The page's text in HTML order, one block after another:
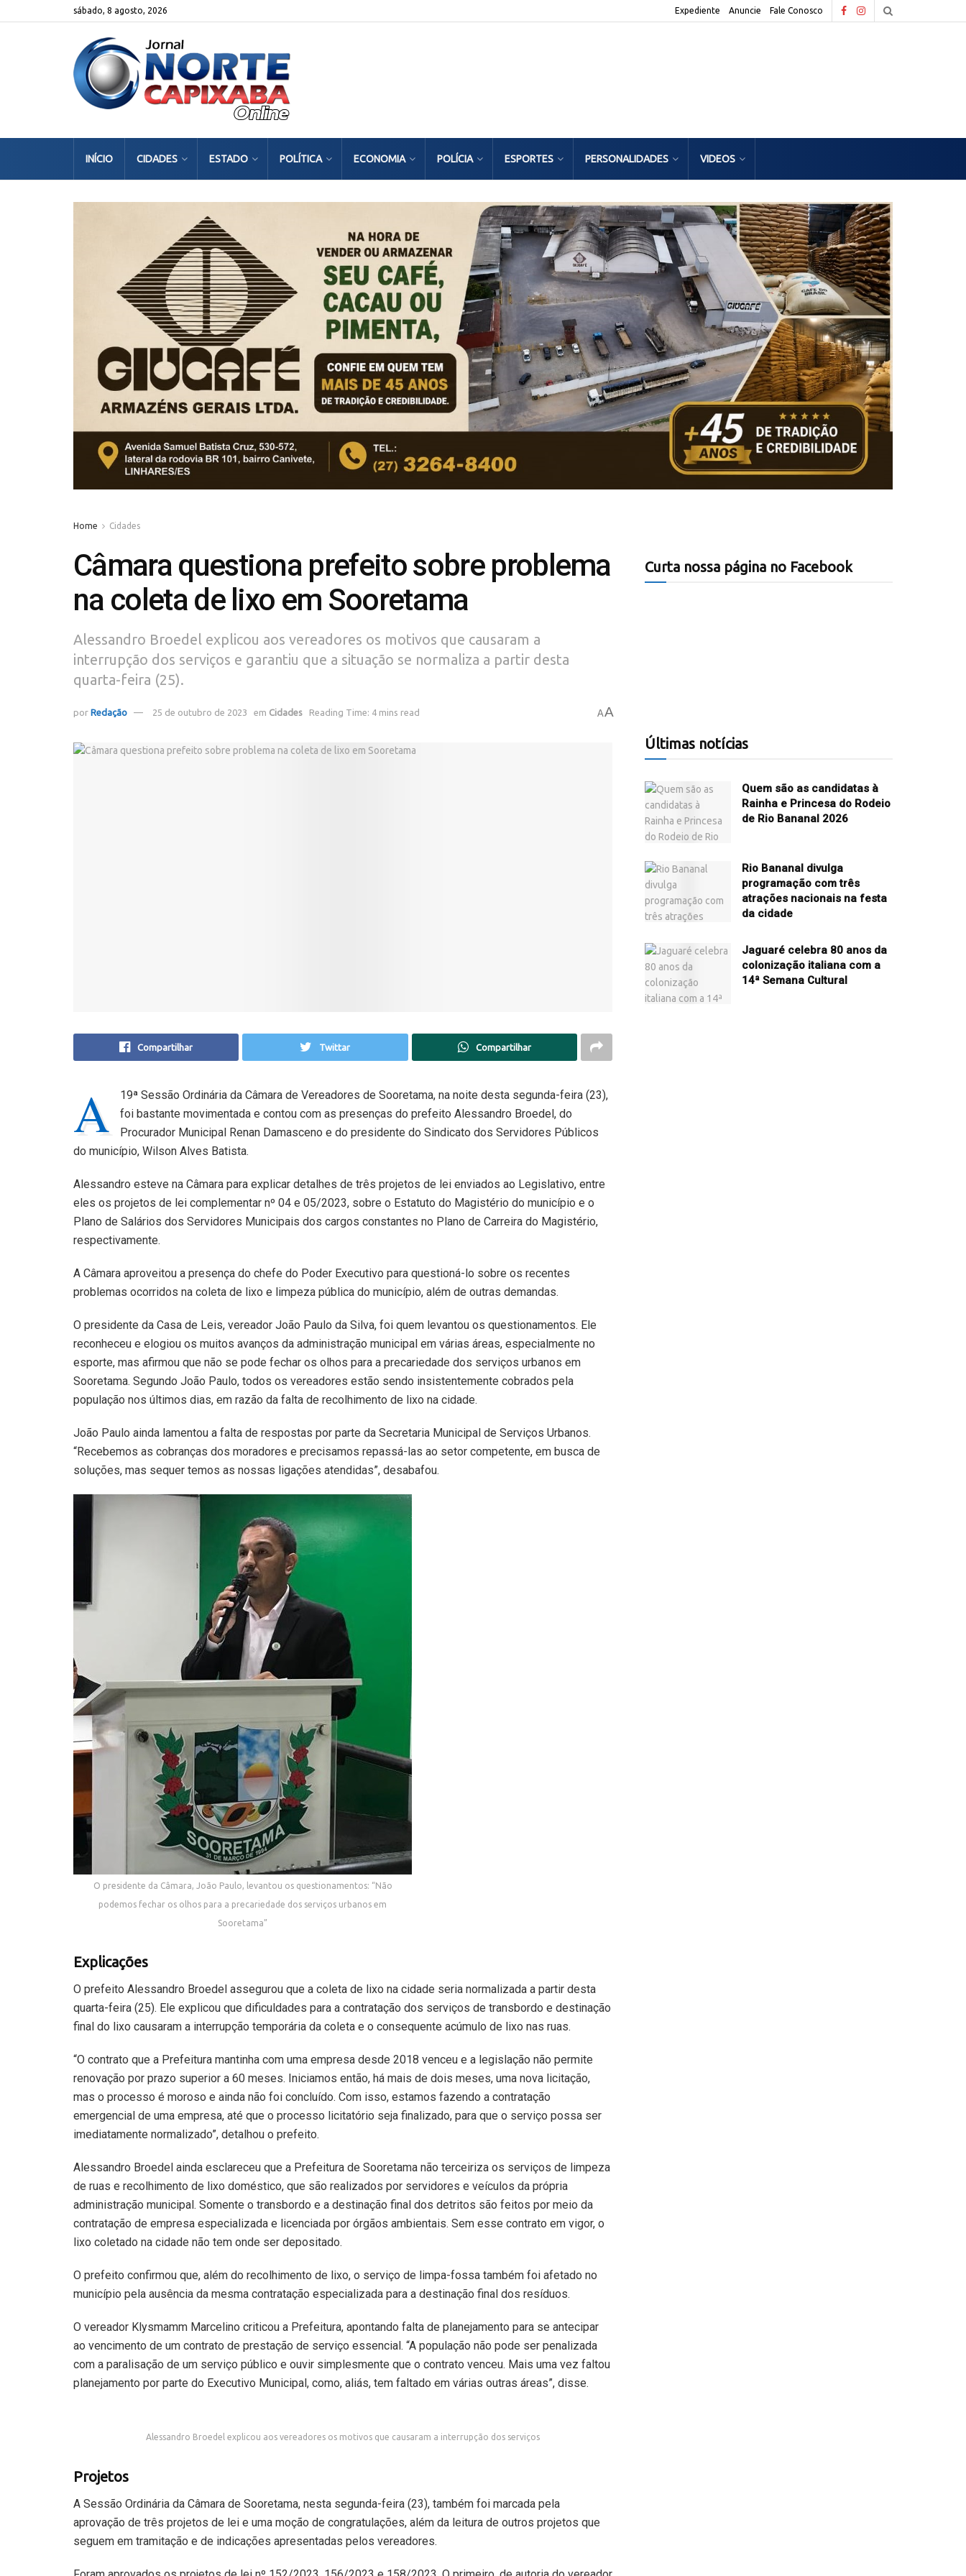
sábado, 8 agosto, 2026 Expediente Anuncie Fale Conosco
INÍCIO CIDADES ESTADO POLÍTICA ECONOMIA POLÍCIA ESPORTES PERSONALIDADES VIDEOS
Home Cidades
Câmara questiona prefeito sobre problema
na coleta de lixo em Sooretama
Alessandro Broedel explicou aos vereadores os motivos que causaram a
interrupção dos serviços e garantiu que a situação se normaliza a partir desta
quarta-feira (25).
por Redação 25 de outubro de 2023 em Cidades Reading Time: 4 mins read AA
Compartilhar Twittar Compartilhar
A
19ª Sessão Ordinária da Câmara de Vereadores de Sooretama, na noite desta segunda-feira (23),
foi bastante movimentada e contou com as presenças do prefeito Alessandro Broedel, do
Procurador Municipal Renan Damasceno e do presidente do Sindicato dos Servidores Públicos
do município, Wilson Alves Batista.
Alessandro esteve na Câmara para explicar detalhes de três projetos de lei enviados ao Legislativo, entre
eles os projetos de lei complementar nº 04 e 05/2023, sobre o Estatuto do Magistério do município e o
Plano de Salários dos Servidores Municipais dos cargos constantes no Plano de Carreira do Magistério,
respectivamente.
A Câmara aproveitou a presença do chefe do Poder Executivo para questioná-lo sobre os recentes
problemas ocorridos na coleta de lixo e limpeza pública do município, além de outras demandas.
O presidente da Casa de Leis, vereador João Paulo da Silva, foi quem levantou os questionamentos. Ele
reconheceu e elogiou os muitos avanços da administração municipal em várias áreas, especialmente no
esporte, mas afirmou que não se pode fechar os olhos para a precariedade dos serviços urbanos em
Sooretama. Segundo João Paulo, todos os vereadores estão sendo insistentemente cobrados pela
população nos últimos dias, em razão da falta de recolhimento de lixo na cidade.
João Paulo ainda lamentou a falta de respostas por parte da Secretaria Municipal de Serviços Urbanos.
“Recebemos as cobranças dos moradores e precisamos repassá-las ao setor competente, em busca de
soluções, mas sequer temos as nossas ligações atendidas”, desabafou.
O presidente da Câmara, João Paulo, levantou os questionamentos: “Não
podemos fechar os olhos para a precariedade dos serviços urbanos em
Sooretama”
Explicações
O prefeito Alessandro Broedel assegurou que a coleta de lixo na cidade seria normalizada a partir desta
quarta-feira (25). Ele explicou que dificuldades para a contratação dos serviços de transbordo e destinação
final do lixo causaram a interrupção temporária da coleta e o consequente acúmulo de lixo nas ruas.
“O contrato que a Prefeitura mantinha com uma empresa desde 2018 venceu e a legislação não permite
renovação por prazo superior a 60 meses. Iniciamos então, há mais de dois meses, uma nova licitação,
mas o processo é moroso e ainda não foi concluído. Com isso, estamos fazendo a contratação
emergencial de uma empresa, até que o processo licitatório seja finalizado, para que o serviço possa ser
imediatamente normalizado”, detalhou o prefeito.
Alessandro Broedel ainda esclareceu que a Prefeitura de Sooretama não terceiriza os serviços de limpeza
de ruas e recolhimento de lixo doméstico, que são realizados por servidores e veículos da própria
administração municipal. Somente o transbordo e a destinação final dos detritos são feitos por meio da
contratação de empresa especializada e licenciada por órgãos ambientais. Sem esse contrato em vigor, o
lixo coletado na cidade não tem onde ser depositado.
O prefeito confirmou que, além do recolhimento de lixo, o serviço de limpa-fossa também foi afetado no
município pela ausência da mesma contratação especializada para a destinação final dos resíduos.
O vereador Klysmamm Marcelino criticou a Prefeitura, apontando falta de planejamento para se antecipar
ao vencimento de um contrato de prestação de serviço essencial. “A população não pode ser penalizada
com a paralisação de um serviço público e ouvir simplesmente que o contrato venceu. Mais uma vez faltou
planejamento por parte do Executivo Municipal, como, aliás, tem faltado em várias outras áreas”, disse.
Alessandro Broedel explicou aos vereadores os motivos que causaram a interrupção dos serviços
Projetos
A Sessão Ordinária da Câmara de Sooretama, nesta segunda-feira (23), também foi marcada pela
aprovação de três projetos de lei e uma moção de congratulações, além da leitura de outros projetos que
seguem em tramitação e de indicações apresentadas pelos vereadores.
Curta nossa página no Facebook
Últimas notícias
Quem são as candidatas à
Rainha e Princesa do Rodeio
de Rio Bananal 2026
Rio Bananal divulga
programação com três
atrações nacionais na festa
da cidade
Jaguaré celebra 80 anos da
colonização italiana com a
14ª Semana Cultural